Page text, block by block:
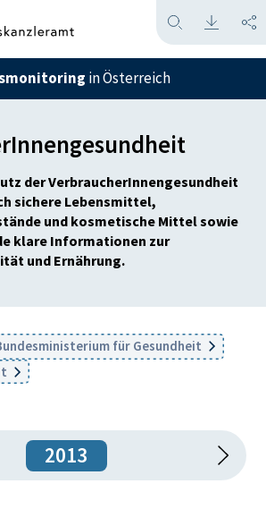
in Österreich
der VerbraucherInnengesundheit
sichere Lebensmittel,
und kosmetische Mittel sowie
klare Informationen zur
und Ernährung.
für Gesundheit
2013